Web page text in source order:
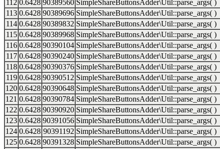
112 0.6428 90389560 SimpleShareButtonsAdder\Util::parse_args( )
113 0.6428 90389696 SimpleShareButtonsAdder\Util::parse_args( )
114 0.6428 90389832 SimpleShareButtonsAdder\Util::parse_args( )
115 0.6428 90389968 SimpleShareButtonsAdder\Util::parse_args( )
116 0.6428 90390104 SimpleShareButtonsAdder\Util::parse_args( )
117 0.6428 90390240 SimpleShareButtonsAdder\Util::parse_args( )
118 0.6428 90390376 SimpleShareButtonsAdder\Util::parse_args( )
119 0.6428 90390512 SimpleShareButtonsAdder\Util::parse_args( )
120 0.6428 90390648 SimpleShareButtonsAdder\Util::parse_args( )
121 0.6428 90390784 SimpleShareButtonsAdder\Util::parse_args( )
122 0.6428 90390920 SimpleShareButtonsAdder\Util::parse_args( )
123 0.6428 90391056 SimpleShareButtonsAdder\Util::parse_args( )
124 0.6428 90391192 SimpleShareButtonsAdder\Util::parse_args( )
125 0.6428 90391328 SimpleShareButtonsAdder\Util::parse_args( )